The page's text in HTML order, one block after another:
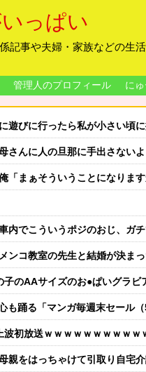
っぱい
記事や夫婦・家族などの生
管理人のプロフィール に
に行ったら私が小さい頃に撮った写
と2人の合体ムービーを添付して送った・・・はずが、宛先を間違って取り
「まぁそういうことになります
内でこういうポジのおじ、ガチ
ら「なんであんたなんかと」等非難轟々 → どんどん冷めた俺は「じゃあや
のAAサイズのお●ぱいグラビ
マンガ毎週末セール（50%還元）」
波初放送ｗｗｗｗｗｗｗｗｗｗ
宅介護し始めた近所の次男坊。けど、見る見るうち